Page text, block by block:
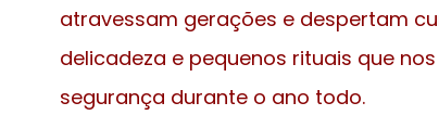
atravessam gerações e despertam
delicadeza e pequenos rituais que
segurança durante o ano todo.